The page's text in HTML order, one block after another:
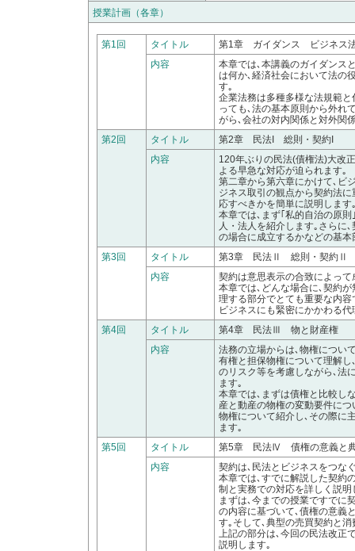
授業計画（各章）
第1回 タイトル
第1章 ガイダンス ビジネス
内容
本章では､本講義のガイダンス
は何か､経済社会において法の
す｡
企業法務は多種多様な法規範
っても､法の基本原則から外れ
がら､会社の対内関係と対外関
第2回
タイトル
第2章 民法I 総則・契約I
内容
120年ぶりの民法(債権法)大改
よる早急な対応が迫られます｡
第二章から第六章にかけて､ビ
ジネス取引の観点から契約法
応すべきかを簡単に説明します
本章では､まず｢私的自治の原
人・法人を紹介します｡さらに
の場合に成立するかなどの基本
第3回
タイトル
第3章 民法Ⅱ 総則・契約Ⅱ
内容
契約は意思表示の合致によっ
本章では､どんな場合に､契約
理する部分でとても重要な内
ビジネスにも緊密にかかわる
第4回
タイトル
第4章 民法Ⅲ 物と財産権
内容
法務の立場からは､物権につい
有権と担保物権について理解
のリスク等を考慮しながら､法
ます｡
本章では､まずは債権と比較し
産と動産の物権の変動要件に
物権について紹介し､その際に
ます｡
第5回
タイトル
第5章 民法Ⅳ 債権の意義と
内容
契約は､民法とビジネスをつな
本章では､すでに解説した契約
制と実務での対応を詳しく説明
まずは､今までの授業ですでに
の内容に基づいて､債権の意義
す｡そして､典型の売買契約と
上記の部分は､今回の民法改正
説明します｡